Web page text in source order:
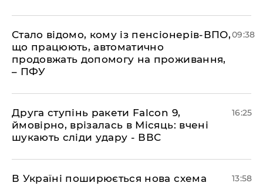
Стало відомо, кому із пенсіонерів-ВПО,
що працюють, автоматично
продовжать допомогу на проживання,
– ПФУ
09:38
​Друга ступінь ракети Falcon 9,
ймовірно, врізалась в Місяць: вчені
шукають сліди удару - ВВС
16:25
В Україні поширюється нова схема
13:58